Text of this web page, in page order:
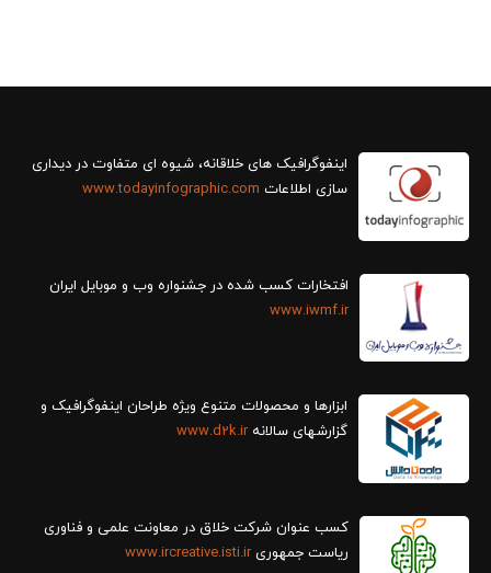
سازی اطلاعات www.todayinfographic.com
افتخارات کسب شده در جشنواره وب و موبایل ایران
www.iwmf.ir
ابزارها و محصولات متنوع ویژه طراحان اینفوگرافیک و
گزارش‎های سالانه
www.d2k.ir
کسب عنوان شرکت خلاق در معاونت علمی و فناوری
ریاست جمهوریwww.ircreative.isti.ir